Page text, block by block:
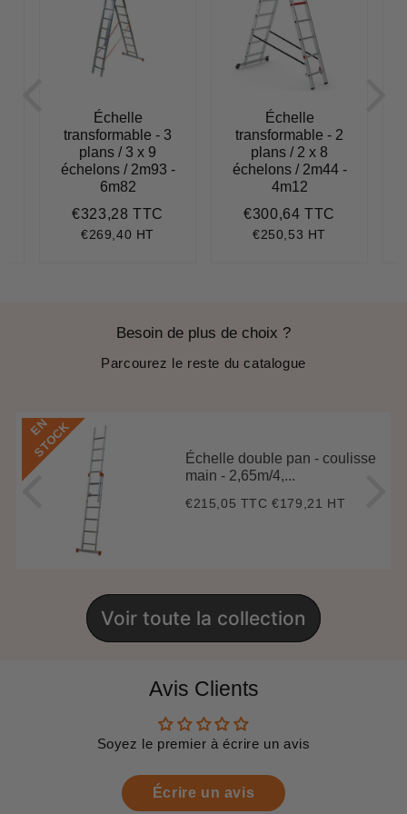
Échelle
transformable - 3
plans / 3 x 9
échelons / 2m93 -
6m82
Prix
régulier
€323,28 TTC
€269,40 HT
Échelle
transformable - 2
plans / 2 x 8
échelons / 2m44 -
4m12
Prix
régulier
€300,64 TTC
€250,53 HT
Besoin de plus de choix ?
Parcourez le reste du catalogue
E
N
S
T
O
C
K
Échelle double pan - coulisse
main - 2,65m/4,...
Prix
€215,05 TTC€215,05
€179,21 HT
Voir toute la collection
Avis Clients
Soyez le premier à écrire un avis
Écrire un avis